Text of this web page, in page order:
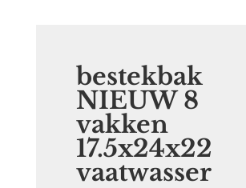
bestekbak
NIEUW 8
vakken
17.5x24x22
vaatwasser